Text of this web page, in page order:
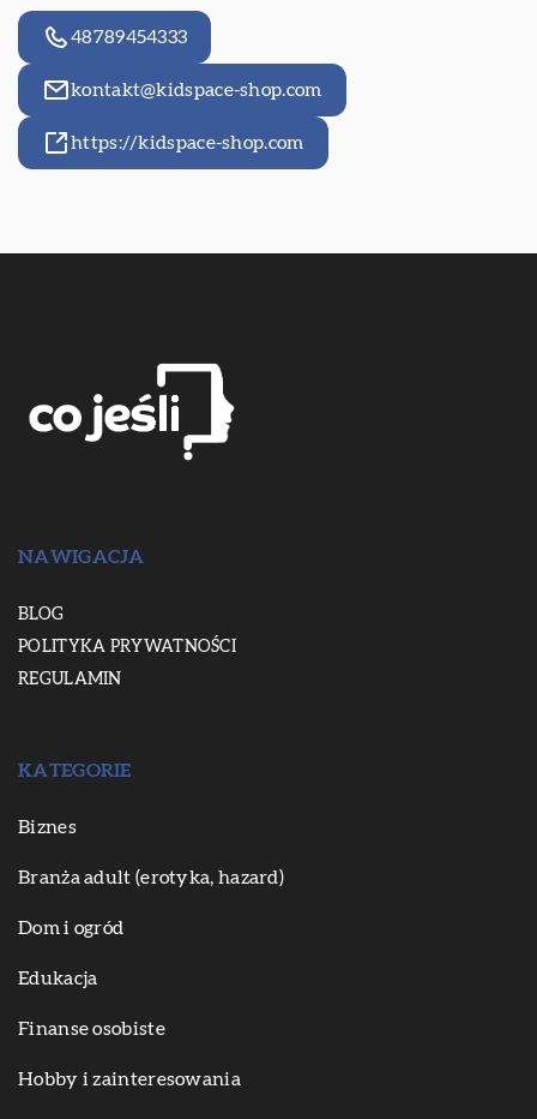
48789454333
kontakt@kidspace-shop.com
https://kidspace-shop.com
NAWIGACJA
BLOG
POLITYKA PRYWATNOŚCI
REGULAMIN
KATEGORIE
Biznes
Branża adult (erotyka, hazard)
Dom i ogród
Edukacja
Finanse osobiste
Hobby i zainteresowania